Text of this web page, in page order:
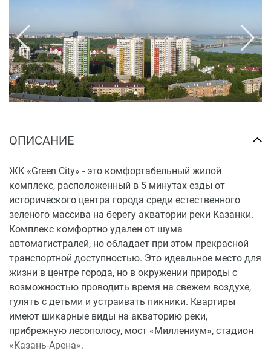
ОПИСАНИЕ
ЖК «Green City» - это комфортабельный жилой
комплекс, расположенный в 5 минутах езды от
исторического центра города среди естественного
зеленого массива на берегу акватории реки Казанки.
Комплекс комфортно удален от шума
автомагистралей, но обладает при этом прекрасной
транспортной доступностью. Это идеальное место для
жизни в центре города, но в окружении природы с
возможностью проводить время на свежем воздухе,
гулять с детьми и устраивать пикники. Квартиры
имеют шикарные виды на акваторию реки,
прибрежную лесополосу, мост «Миллениум», стадион
«Казань-Арена».